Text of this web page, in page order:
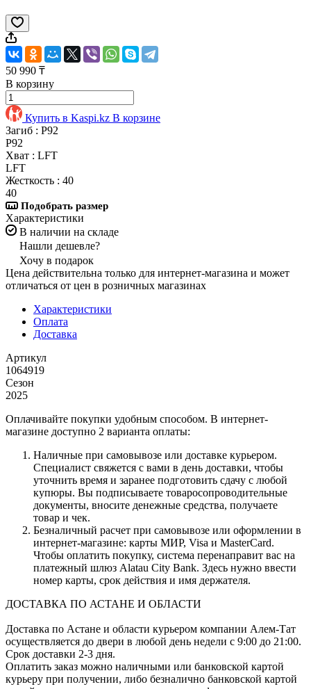
50 990 ₸
В корзину
Купить в Kaspi.kz В корзине
Загиб : P92
P92
Хват : LFT
LFT
Жесткость : 40
40
Подобрать размер
Характеристики
В наличии на складе
Нашли дешевле?
Хочу в подарок
Цена действительна только для интернет-магазина и может
отличаться от цен в розничных магазинах
Характеристики
Оплата
Доставка
Артикул
1064919
Сезон
2025
Оплачивайте покупки удобным способом. В интернет-
магазине доступно 2 варианта оплаты:
Наличные при самовывозе или доставке курьером.
Специалист свяжется с вами в день доставки, чтобы
уточнить время и заранее подготовить сдачу с любой
купюры. Вы подписываете товаросопроводительные
документы, вносите денежные средства, получаете
товар и чек.
Безналичный расчет при самовывозе или оформлении в
интернет-магазине: карты МИР, Visa и MasterCard.
Чтобы оплатить покупку, система перенаправит вас на
платежный шлюз Alatau City Bank. Здесь нужно ввести
номер карты, срок действия и имя держателя.
ДОСТАВКА ПО АСТАНЕ И ОБЛАСТИ
Доставка по Астане и области курьером компании Алем-Тат
осуществляется до двери в любой день недели с 9:00 до 21:00.
Срок доставки 2-3 дня.
Оплатить заказ можно наличными или банковской картой
курьеру при получении, либо безналично банковской картой